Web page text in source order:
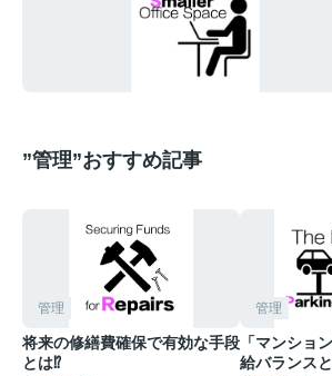
”管理”おすすめ記事
管理
将来の修繕費確保で有効な手段
とは⁉︎
管理
「マンショ
給バランス